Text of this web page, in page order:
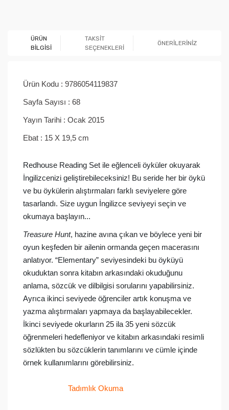
ÜRÜN
BİLGİSİ
TAKSİT
SEÇENEKLERİ
ÖNERİLERİNİZ
Ürün Kodu : 9786054119837
Sayfa Sayısı : 68
Yayın Tarihi : Ocak 2015
Ebat : 15 X 19,5 cm
Redhouse Reading Set ile eğlenceli öyküler okuyarak
İngilizcenizi geliştirebileceksiniz! Bu seride her bir öykü
ve bu öykülerin alıştırmaları farklı seviyelere göre
tasarlandı. Size uygun İngilizce seviyeyi seçin ve
okumaya başlayın...
Treasure Hunt, hazine avına çıkan ve böylece yeni bir
oyun keşfeden bir ailenin ormanda geçen macerasını
anlatıyor. “Elementary” seviyesindeki bu öyküyü
okuduktan sonra kitabın arkasındaki okuduğunu
anlama, sözcük ve dilbilgisi sorularını yapabilirsiniz.
Ayrıca ikinci seviyede öğrenciler artık konuşma ve
yazma alıştırmaları yapmaya da başlayabilecekler.
İkinci seviyede okurların 25 ila 35 yeni sözcük
öğrenmeleri hedefleniyor ve kitabın arkasındaki resimli
sözlükten bu sözcüklerin tanımlarını ve cümle içinde
örnek kullanımlarını görebilirsiniz.
Tadımlık Okuma